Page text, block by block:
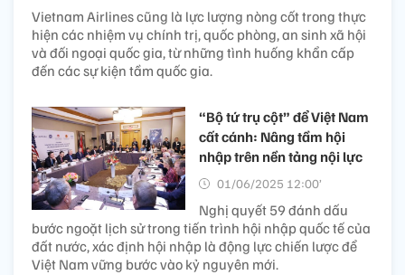
Vietnam Airlines cũng là lực lượng nòng cốt trong thực
hiện các nhiệm vụ chính trị, quốc phòng, an sinh xã hội
và đối ngoại quốc gia, từ những tình huống khẩn cấp
đến các sự kiện tầm quốc gia.
“Bộ tứ trụ cột” để Việt Nam
cất cánh: Nâng tầm hội
nhập trên nền tảng nội lực
01/06/2025 12:00’
Nghị quyết 59 đánh dấu
bước ngoặt lịch sử trong tiến trình hội nhập quốc tế của
đất nước, xác định hội nhập là động lực chiến lược để
Việt Nam vững bước vào kỷ nguyên mới.